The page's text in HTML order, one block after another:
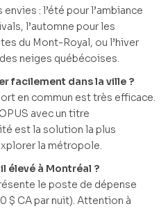
: l’été pour l’ambiance
l’automne pour les
du Mont-Royal, ou l’hiver
neiges québécoises.
facilement dans la ville ?
en commun est très efficace.
avec un titre
est la solution la plus
la métropole.
élevé à Montréal ?
le poste de dépense
$ CA par nuit). Attention à